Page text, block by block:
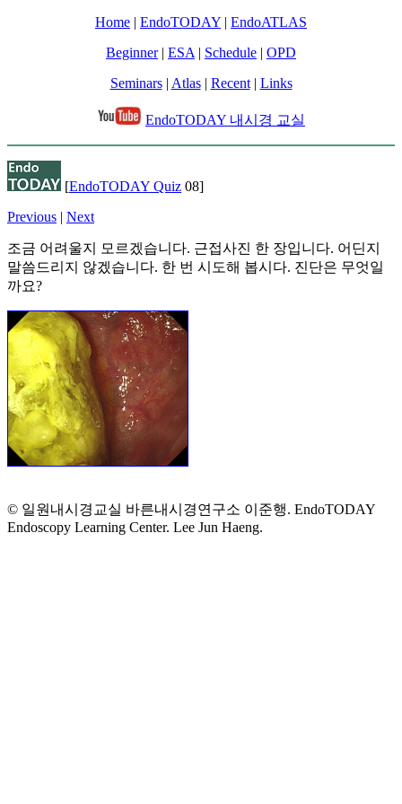
Home | EndoTODAY | EndoATLAS
Beginner| ESA | Schedule | OPD
Seminars| Atlas| Recent| Links
EndoTODAY 내시경 교실
[EndoTODAY Quiz 08]
Previous | Next
조금 어려울지 모르겠습니다. 근접사진 한 장입니다. 어딘지
말씀드리지 않겠습니다. 한 번 시도해 봅시다. 진단은 무엇일
까요?
© 일원내시경교실 바른내시경연구소 이준행. EndoTODAY
Endoscopy Learning Center. Lee Jun Haeng.